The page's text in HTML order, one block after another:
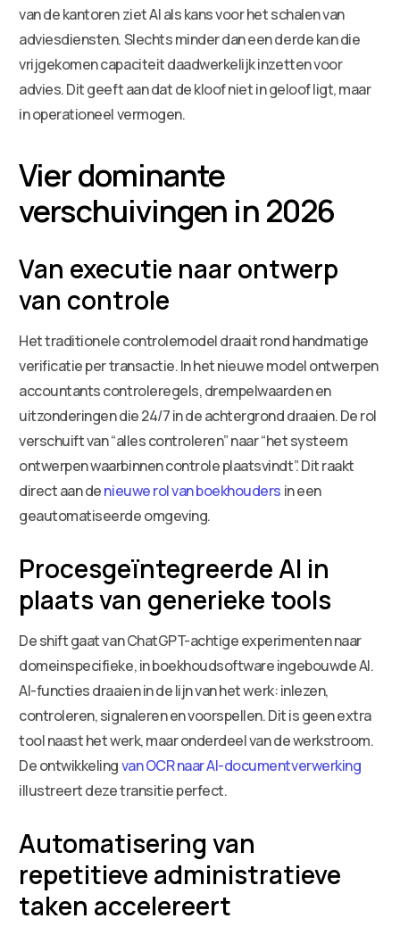
van de kantoren ziet AI als kans voor het schalen van
adviesdiensten. Slechts minder dan een derde kan die
vrijgekomen capaciteit daadwerkelijk inzetten voor
advies. Dit geeft aan dat de kloof niet in geloof ligt, maar
in operationeel vermogen.
Vier dominante
verschuivingen in 2026
Van executie naar ontwerp
van controle
Het traditionele controlemodel draait rond handmatige
verificatie per transactie. In het nieuwe model ontwerpen
accountants controleregels, drempelwaarden en
uitzonderingen die 24/7 in de achtergrond draaien. De rol
verschuift van “alles controleren” naar “het systeem
ontwerpen waarbinnen controle plaatsvindt”. Dit raakt
direct aan denieuwe rol van boekhouders in een
geautomatiseerde omgeving.
Procesgeïntegreerde AI in
plaats van generieke tools
De shift gaat van ChatGPT-achtige experimenten naar
domeinspecifieke, in boekhoudsoftware ingebouwde AI.
AI-functies draaien in de lijn van het werk: inlezen,
controleren, signaleren en voorspellen. Dit is geen extra
tool naast het werk, maar onderdeel van de werkstroom.
De ontwikkelingvan OCR naar AI-documentverwerking
illustreert deze transitie perfect.
Automatisering van
repetitieve administratieve
taken accelereert